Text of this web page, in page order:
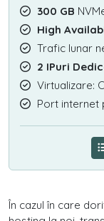
300 GB
High
Trafic lunar
2 IPuri
Virtualizare:
Port internet
În cazul în care